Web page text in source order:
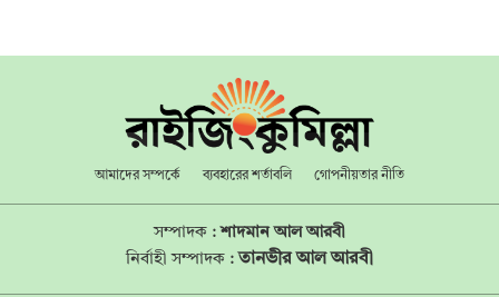
আমাদের সম্পর্কে ব্যবহারের শর্তাবলি গোপনীয়তার নীতি
সম্পাদক :শাদমান আল আরবী
নির্বাহী সম্পাদক : তানভীর আল আরবী